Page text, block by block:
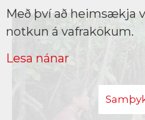
Með því að heimsækja
notkun á vafrakökum.
Lesa nánar